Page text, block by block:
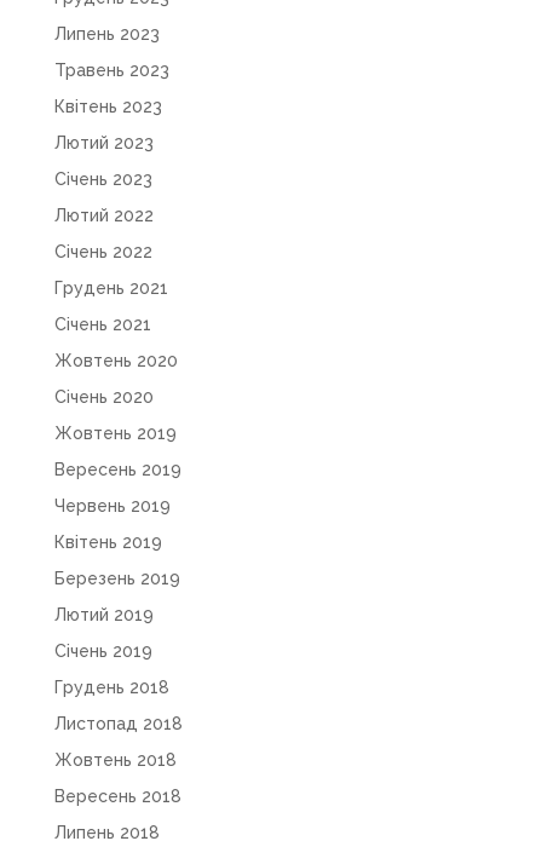
Липень 2023
Травень 2023
Квітень 2023
Лютий 2023
Січень 2023
Лютий 2022
Січень 2022
Грудень 2021
Січень 2021
Жовтень 2020
Січень 2020
Жовтень 2019
Вересень 2019
Червень 2019
Квітень 2019
Березень 2019
Лютий 2019
Січень 2019
Грудень 2018
Листопад 2018
Жовтень 2018
Вересень 2018
Липень 2018